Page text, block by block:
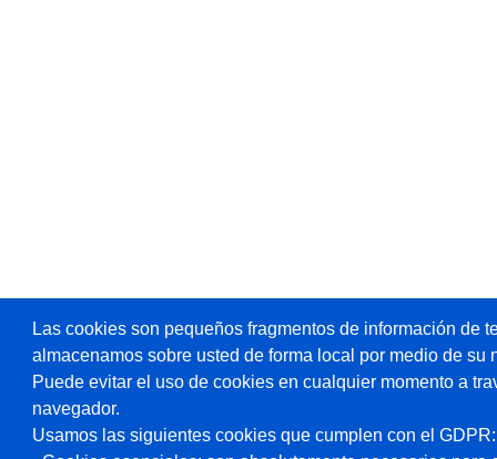
Las cookies son pequeños fragmentos de información de
almacenamos sobre usted de forma local por medio de su
Puede evitar el uso de cookies en cualquier momento a
navegador.
Usamos las siguientes cookies que cumplen con el GDPR: